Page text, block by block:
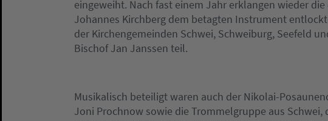
eingeweiht. Nach fast einem Jahr erklangen wieder
Johannes Kirchberg dem betagten Instrument
der Kirchengemeinden Schwei, Schweiburg, Seefeld
Bischof Jan Janssen teil.
Musikalisch beteiligt waren auch der Nikolai-
Joni Prochnow sowie die Trommelgruppe aus Schwei,